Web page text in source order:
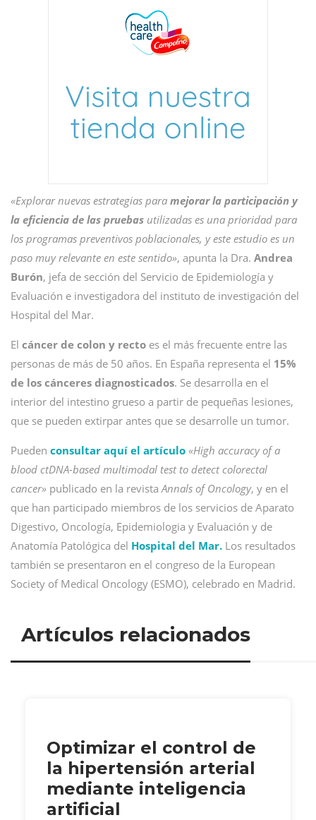
«Explorar nuevas estrategias para mejorar la participación y
la eficiencia de las pruebas utilizadas es una prioridad para
los programas preventivos poblacionales, y este estudio es un
paso muy relevante en este sentido», apunta la Dra. Andrea
Burón, jefa de sección del Servicio de Epidemiología y
Evaluación e investigadora del instituto de investigación del
Hospital del Mar.
El cáncer de colon y recto es el más frecuente entre las
personas de más de 50 años. En España representa el 15%
de los cánceres diagnosticados. Se desarrolla en el
interior del intestino grueso a partir de pequeñas lesiones,
que se pueden extirpar antes que se desarrolle un tumor.
Pueden consultar aquí el artículo «High accuracy of a
blood ctDNA-based multimodal test to detect colorectal
cancer» publicado en la revistaAnnals of Oncology, y en el
que han participado miembros de los servicios de Aparato
Digestivo, Oncología, Epidemiologia y Evaluación y de
Anatomía Patológica del Hospital del Mar. Los resultados
también se presentaron en el congreso de la European
Society of Medical Oncology (ESMO), celebrado en Madrid.
Artículos relacionados
Optimizar el control de
la hipertensión arterial
mediante inteligencia
artificial